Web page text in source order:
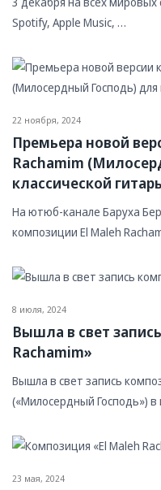
Spotify, Apple Music, …
22 ноября, 2024
Премьера новой
Rachamim
классической
На ютюб-канале Баруха
композиции El Maleh
8 июля, 2024
Вышла в свет
Rachamim»
Вышла в свет запись
(«Милосердный Господь»)
23 мая, 2024